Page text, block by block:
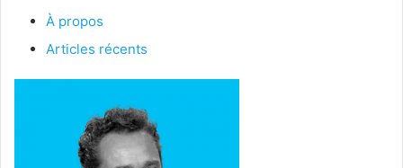
À propos
Articles récents